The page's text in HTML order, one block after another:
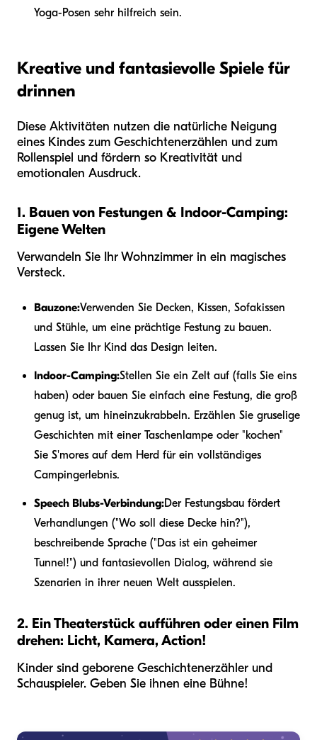
Yoga-Posen sehr hilfreich sein.
Kreative und fantasievolle Spiele für
drinnen
Diese Aktivitäten nutzen die natürliche Neigung
eines Kindes zum Geschichtenerzählen und zum
Rollenspiel und fördern so Kreativität und
emotionalen Ausdruck.
1. Bauen von Festungen & Indoor-Camping:
Eigene Welten
Verwandeln Sie Ihr Wohnzimmer in ein magisches
Versteck.
Bauzone:Verwenden Sie Decken, Kissen, Sofakissen
und Stühle, um eine prächtige Festung zu bauen.
Lassen Sie Ihr Kind das Design leiten.
Indoor-Camping:Stellen Sie ein Zelt auf (falls Sie eins
haben) oder bauen Sie einfach eine Festung, die groß
genug ist, um hineinzukrabbeln. Erzählen Sie gruselige
Geschichten mit einer Taschenlampe oder "kochen"
Sie S'mores auf dem Herd für ein vollständiges
Campingerlebnis.
Speech Blubs-Verbindung:Der Festungsbau fördert
Verhandlungen ("Wo soll diese Decke hin?"),
beschreibende Sprache ("Das ist ein geheimer
Tunnel!") und fantasievollen Dialog, während sie
Szenarien in ihrer neuen Welt ausspielen.
2. Ein Theaterstück aufführen oder einen Film
drehen: Licht, Kamera, Action!
Kinder sind geborene Geschichtenerzähler und
Schauspieler. Geben Sie ihnen eine Bühne!